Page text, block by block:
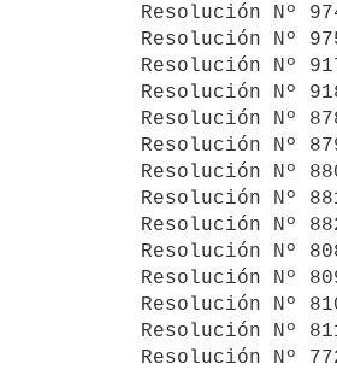
Resolución Nº
Resolución Nº
Resolución Nº
Resolución Nº
Resolución Nº
Resolución Nº
Resolución Nº
Resolución Nº
Resolución Nº
Resolución Nº
Resolución Nº
Resolución Nº
Resolución Nº
Resolución Nº